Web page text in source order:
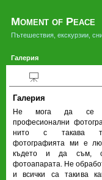
Moment of Peace
Пътешествия, екскурзии,
Галерия
Галерия
Не мога да се
професионални
нито с такава
фотографията ми е
където и да
фотоапарата. Не
и всички са такива